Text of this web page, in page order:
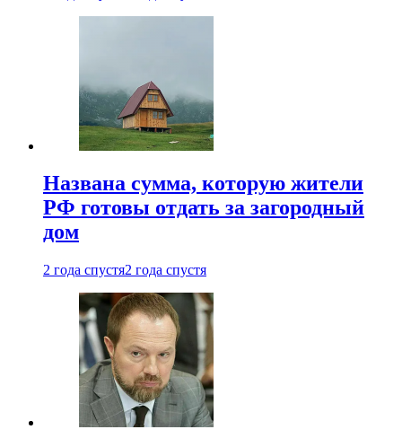
Названа сумма, которую жители
РФ готовы отдать за загородный
дом
2 года спустя2 года спустя